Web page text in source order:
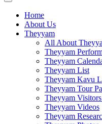
Home
About Us
Theyyam
All About
Theyyam
Theyyam
Theyyam List
Theyyam Kavu
Theyyam Tour
Theyyam
Theyyam Videos
Theyyam